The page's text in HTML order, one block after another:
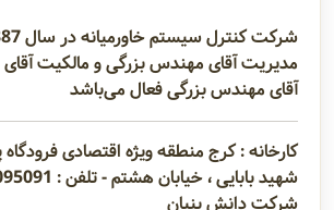
گالری
سابقه
شرکت
مدیریت آقای مهندس بزرگی و مالکیت
آقای مهندس بزرگی فعال می‌باشد
کارخانه : کرج منطقه ویژه اقتصادی فرودگاه
شهید بابایی ، خیابان هشتم - تلفن : 2634095091 الی 4
شرکت دانش بنیان